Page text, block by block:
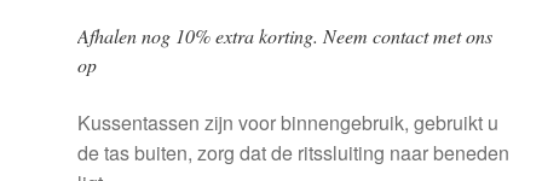
Afhalen nog 10% extra korting. Neem contact met ons
op
Kussentassen zijn voor binnengebruik, gebruikt u
de tas buiten, zorg dat de ritssluiting naar beneden